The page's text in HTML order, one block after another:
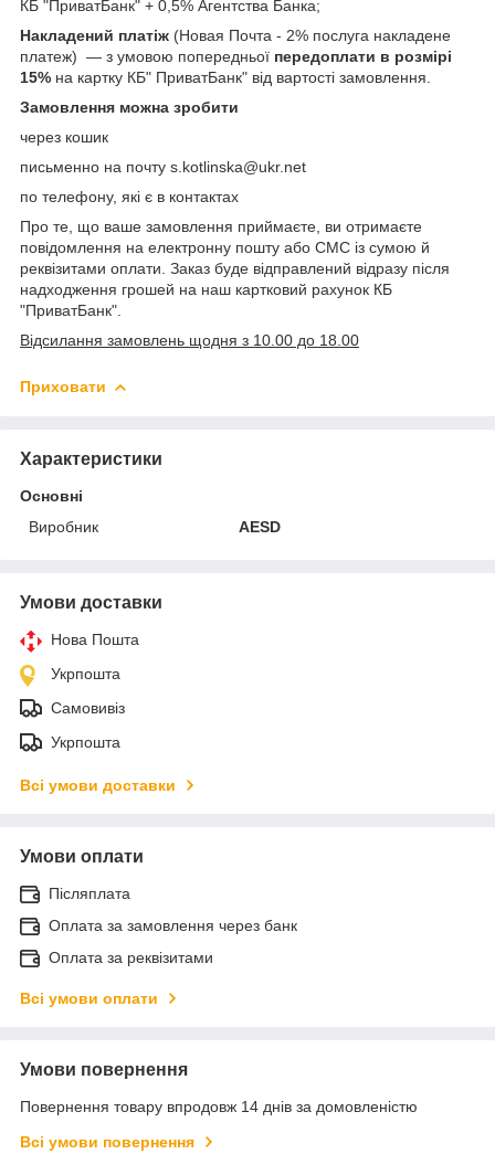
КБ "ПриватБанк" + 0,5% Агентства Банка;
Накладений платіж (Новая Почта - 2% послуга накладене
платеж) — з умовою попередньої передоплати в розмірі
15% на картку КБ" ПриватБанк" від вартості замовлення.
Замовлення можна зробити
через кошик
письменно на почту s.kotlinska@ukr.net
по телефону, які є в контактах
Про те, що ваше замовлення приймаєте, ви отримаєте
повідомлення на електронну пошту або СМС із сумою й
реквізитами оплати. Заказ буде відправлений відразу після
надходження грошей на наш картковий рахунок КБ
"ПриватБанк".
Відсилання замовлень щодня з 10.00 до 18.00
Приховати
Характеристики
Основні
Виробник
AESD
Умови доставки
Нова Пошта
Укрпошта
Самовивіз
Укрпошта
Всі умови доставки
Умови оплати
Післяплата
Оплата за замовлення через банк
Оплата за реквізитами
Всі умови оплати
Умови повернення
Повернення товару впродовж 14 днів за домовленістю
Всі умови повернення